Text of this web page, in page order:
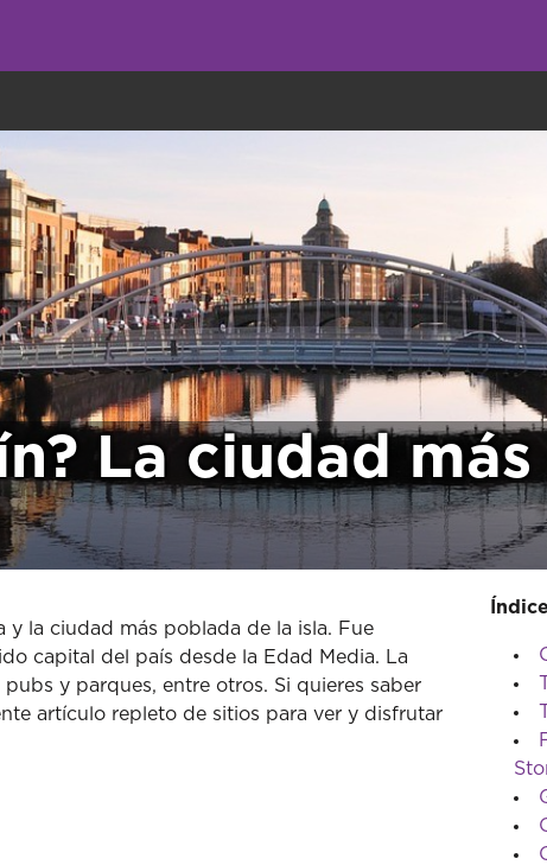
La ciudad
y la ciudad más poblada de la isla. Fue
capital del país desde la Edad Media. La
y parques, entre otros. Si quieres saber
artículo repleto de sitios para ver y disfrutar
Índice
come galletas, pero nosotros las utilizamos para mejorar el servicio y